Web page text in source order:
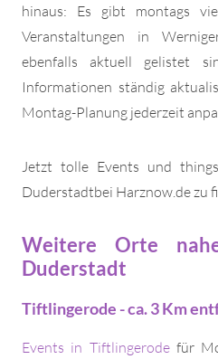
hinaus: Es gibt montags
Veranstaltungen in
ebenfalls aktuell gelistet
Informationen ständig
Montag-Planung jederzeit
Jetzt tolle Events und
Duderstadtbei Harznow.de zu
Weitere Orte
Duderstadt
Tiftlingerode - ca. 3 Km
Events in Tiftlingerodefür